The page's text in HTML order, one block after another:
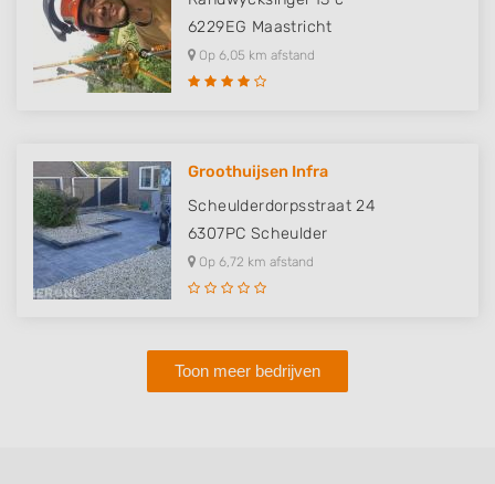
6229EG Maastricht
Op 6,05 km afstand
Groothuijsen Infra
Scheulderdorpsstraat 24
6307PC Scheulder
Op 6,72 km afstand
Toon meer bedrijven